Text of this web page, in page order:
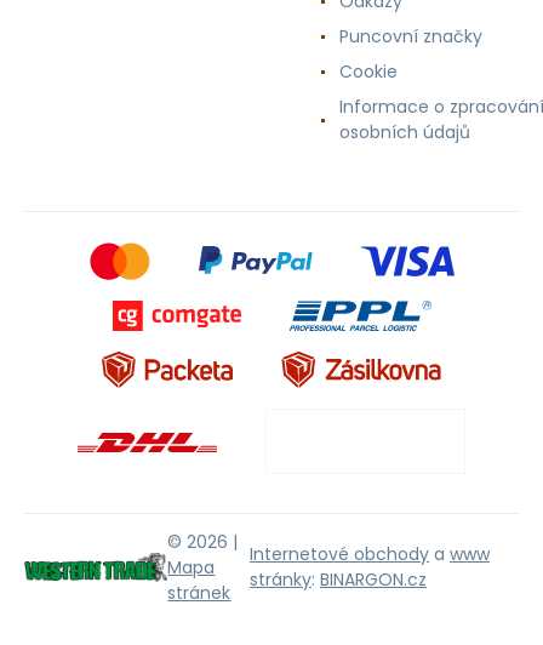
Puncovní značky
Cookie
Informace o zpracování
osobních údajů
© 2026 |
Mapa
stránek
Internetové obchody a www
stránky: BINARGON.cz